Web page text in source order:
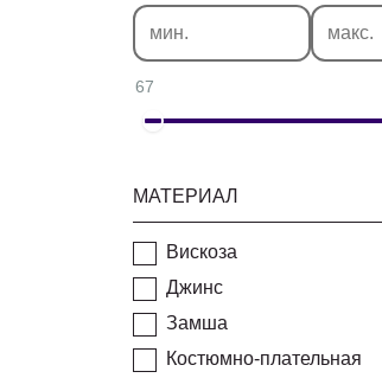
67
МАТЕРИАЛ
Вискоза
Джинс
Замша
Костюмно-плательная